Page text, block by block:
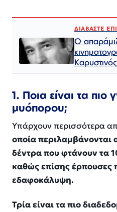
ΔΙΑΒΑΣΤΕ
Ο
Καρυστινός
1. Ποια είναι τα πιο
μυόπορου;
Υπάρχουν περισσότερα
οποία περιλαμβάνονται
δέντρα που φτάνουν τα
καθώς επίσης έρπουσες
εδαφοκάλυψη.
Τρία είναι τα πιο